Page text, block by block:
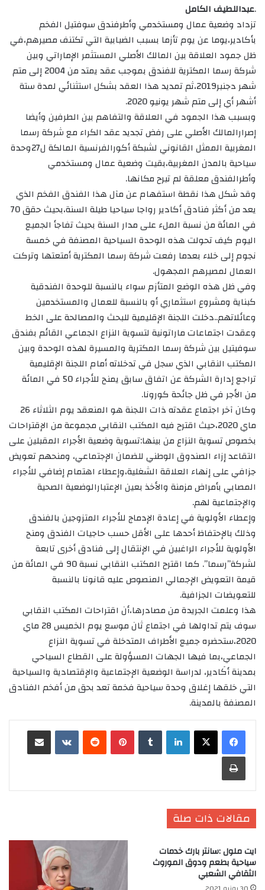
.عبداللطيف الكامل
تزداد وضعية عمال ومستخدمي وأطرفندق سوفتيل الفخم
بأكادير،يوما عن يوم تأزما بسبب الضبابية التي تكتنف مصيرهم،في
ظل جمود العلاقة بين المالك الأصلي المستثمر الإماراتي وبين
شركة رسما المكترية للفندق بموجب عقد يمتد من 2004 إلى متم
شهر دجنبر2019،ثم تمديد هذا العقد بشكل استثنائي لمدة ستة
أشهر أي إلى متم شهر يونيو 2020.
وبسبب هذا الجمود في العلاقة والتفاهم بين الطرفين وأيضا
إصرارالمالك الأصلي على رفض تجديد عقد الكراء مع شركة رسما
المغربية الممثل القانوني لشبكة أكورالفرنسية المالكة ل27وحدة
سياحية بالمدن المغربية،بقيت وضعية عمال ومستخدمي
وأطرالفندق معلقة لم تبرح مكانها.
وقد شكل هذا نقطة استفهام عن مآل هذا الفندق الفخم الذي
يعد من أكثر فنادق أكادير رواجا سياحيا طيلة السنة،بحيث حقق 70
في المائة من نسبة الملء على مدار السنة بحيث تفاجأ الجميع
اليوم كيف تحولت هذه الوحدة السياحية المصنفة في خمسة
نجوم إلى خلاء بعدما رفعت شركة رسما المكترية أمتعتها وتركت
العمال لمصيرهم المجهول.
وفي ظل هذه الوضع المتأزم سواء بالنسبة للوحدة الفندقية
كبناية ومشروع استثماري أو بالنسبة للعمال والمستخدمين
وعائلاتهم..دخلت اللجنة الإقليمية للبحث والمصالحة على الخط
وعقدت اجتماعات ماراتونية لتسوية النزاع الجماعي القائم بفندق
سوفيتيل بين شركة رسما المكترية والمسيرة لهذه الوحدة وبين
المكتب النقابي الذي سجل في تدخلاته أمام اللجنة الإقليمية
تراجع إدارة الشركة عن اتفاق سابق يمنح للأجراء 50 في المائة
من الأجر في ظل جائحة كورونا.
وكان آخر اجتماع عقدته ذات اللجنة هو المنعقد يوم الثلاثاء 26
ماي 2020،حيث اقترح فيه المكتب النقابي مجموعة من الإقتراحات
بخصوص تسوية النزاع من بينها:تسوية وضعية الأجراء المقبلين على
التقاعد إزاء الصندوق الوطني للضمان الإجتماعي، ومنحهم تعويض
جزافي على إنهاء العلاقة الشغلية،وإعطاء اهتمام إضافي للأجراء
المصابي بأمراض مزمنة والأخذ بعين الإعتبارالوضعية الصحية
والإجتماعية لهم.
وإعطاء الأولوية في إعادة الإدماج للأجراء المتزوجين بالفندق
وذلك بالإحتفاظ أحدها على الأقل حسب حاجيات الفندق ومنح
الأولوية للأجراء الراغبين في الإنتقال إلى فنادق أخرى تابعة
لشركة”رسما”. كما اقترح المكتب النقابي نسبة 90 في المائة من
قيمة التعويض الإجمالي المنصوص عليه قانونا بالنسبة
للتعويضات الجزافية.
هذا وعلمت الجريدة من مصادرها،أن اقتراحات المكتب النقابي
سوف يتم تداولها في اجتماع ثان موسع يوم الخميس 28 ماي
2020،ستحضره جميع الأطراف المتدخلة في تسوية النزاع
الجماعي،بما فيها الجهات المسؤولة على القطاع السياحي
بمدينة أكَادير، لدراسة الوضعية الإجتماعية والإقتصادية والسياحية
التي خلقها إغلاق وحدة سياحية فخمة تعد بحق من أفخم الفنادق
المصنفة بالمدينة.
لينكدإن بينتيريست
طباعة
مقالات ذات صلة
ايت ملول :سانتر بارك خدمات
سياحية بطعم ودوق الموروث
الثقافي الشعبي